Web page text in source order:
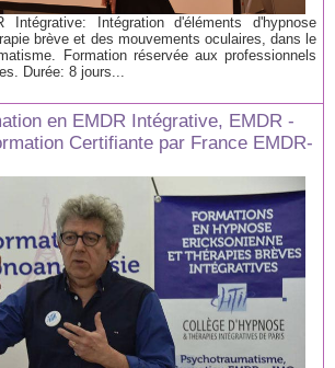
Intégrative: Intégration d'éléments d'hypnose
brève et des mouvements oculaires, dans le
Formation réservée aux professionnels
Durée: 8 jours...
en EMDR Intégrative, EMDR -
Certifiante par France EMDR-